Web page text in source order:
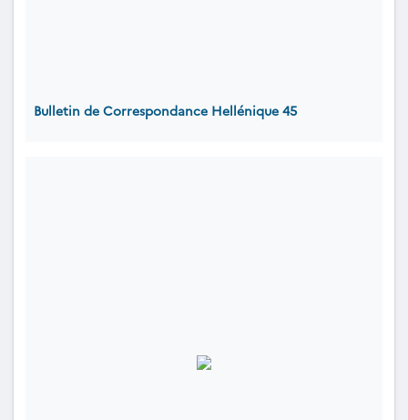
Bulletin de Correspondance Hellénique 45